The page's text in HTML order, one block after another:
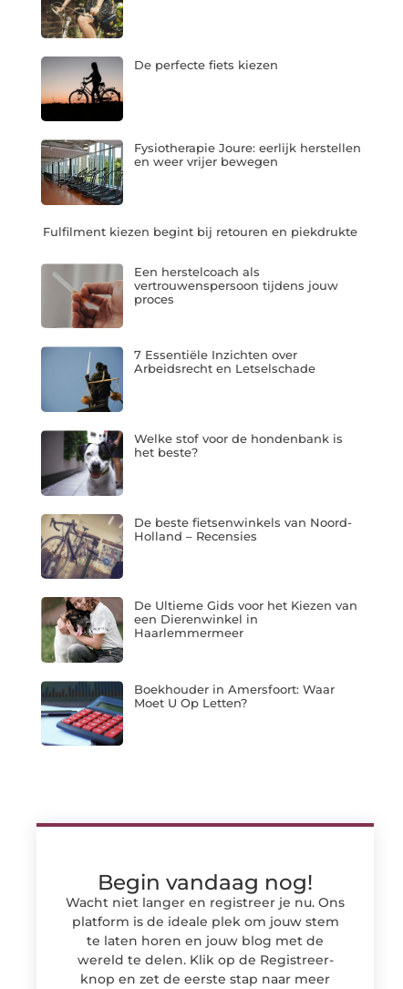
De perfecte fiets kiezen
Fysiotherapie Joure: eerlijk herstellen
en weer vrijer bewegen
Fulfilment kiezen begint bij retouren en piekdrukte
Een herstelcoach als
vertrouwenspersoon tijdens jouw
proces
7 Essentiële Inzichten over
Arbeidsrecht en Letselschade
Welke stof voor de hondenbank is
het beste?
De beste fietsenwinkels van Noord-
Holland – Recensies
De Ultieme Gids voor het Kiezen van
een Dierenwinkel in
Haarlemmermeer
Boekhouder in Amersfoort: Waar
Moet U Op Letten?
Begin vandaag nog!
Wacht niet langer en registreer je nu. Ons
platform is de ideale plek om jouw stem
te laten horen en jouw blog met de
wereld te delen. Klik op de Registreer-
knop en zet de eerste stap naar meer